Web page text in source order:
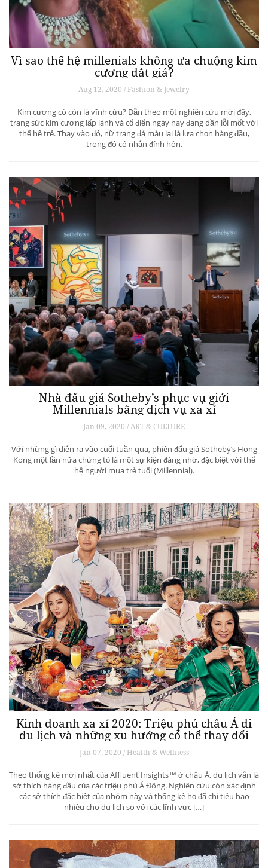
Vì sao thế hệ millenials không ưa chuộng kim
cương đắt giá?
Aug 12, 2020 / Fashion & Jewelry
Kim cương có còn là vĩnh cửu? Dẫn theo một nghiên cứu mới đây,
trang sức kim cương lấp lánh và cổ điển ngày nay đang dần lỗi mốt với
thế hệ trẻ. Thay vào đó, nữ trang đá màu lại là lựa chọn hàng đầu,
trong đó có nhẫn đính hôn.
Nhà đấu giá Sotheby’s phục vụ giới
Millennials bằng dịch vụ xa xỉ
Jan 09, 2020 / ART & CULTURE
Với những gì diễn ra vào cuối tuần qua, phiên đấu giá Sotheby’s Hong
Kong một lần nữa chứng tỏ là một sự kiện đáng nhớ, đặc biệt với thế
hệ người mua trẻ tuổi (Millennial).
Kinh doanh xa xỉ 2020: Triệu phú châu Á đi
du lịch và những xu hướng có thể thay đổi
ngành du lịch thượng lưu
Jan 07, 2020 / Health & Wellness
Theo thống kê mới nhất của Affluent Insights™ ở châu Á, du lịch vẫn là
sở thích hàng đầu của các triệu phú Á Đông. Nghiên cứu còn xác định
các sở thích đặc biệt của nhóm này và thống kê họ đã chi tiêu bao
nhiêu cho du lịch so với các lĩnh vực […]